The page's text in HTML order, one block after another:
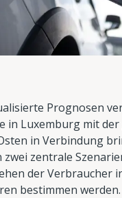
Prognosen
in Luxemburg mit
in Verbindung
zwei zentrale
der Verbraucher
bestimmen werden.